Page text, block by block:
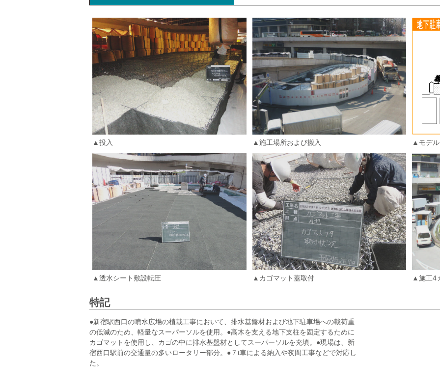
▲投入 ▲施工場所および搬入 ▲モデ
▲透水シート敷設転圧 ▲カゴマット蓋取付 ▲施工4
特記
●新宿駅西口の噴水広場の植栽工事において、排水基盤材および地下駐車場への載荷重
の低減のため、軽量なスーパーソルを使用。●高木を支える地下支柱を固定するために
カゴマットを使用し、カゴの中に排水基盤材としてスーパーソルを充填。●現場は、新
宿西口駅前の交通量の多いロータリー部分。●７t車による納入や夜間工事などで対応し
た。